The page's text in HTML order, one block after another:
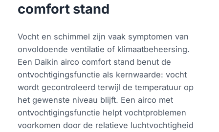
comfort stand
Vocht en schimmel zijn vaak symptomen van
onvoldoende ventilatie of klimaatbeheersing.
Een Daikin airco comfort stand benut de
ontvochtigingsfunctie als kernwaarde: vocht
wordt gecontroleerd terwijl de temperatuur op
het gewenste niveau blijft. Een airco met
ontvochtigingsfunctie helpt vochtproblemen
voorkomen door de relatieve luchtvochtigheid